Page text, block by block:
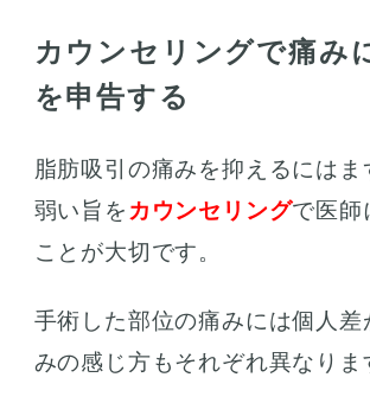
カウンセリングで痛み
を申告する
脂肪吸引の痛みを抑えるにはま
弱い旨を カウンセリングで医師
ことが大切です。
手術した部位の痛みには個人差
みの感じ方もそれぞれ異なりま